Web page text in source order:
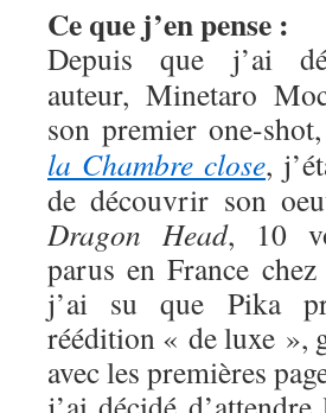
Ce que j’en pense :
Depuis que j’ai
auteur, Minetaro
son premier one-shot,
la Chambre close,
de découvrir son
Dragon Head, 10
parus en France
j’ai su que Pika
réédition « de luxe »,
avec les premières